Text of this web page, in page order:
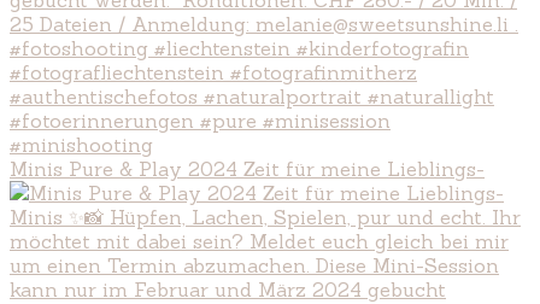
Minis Pure & Play 2024 Zeit für meine Lieblings-